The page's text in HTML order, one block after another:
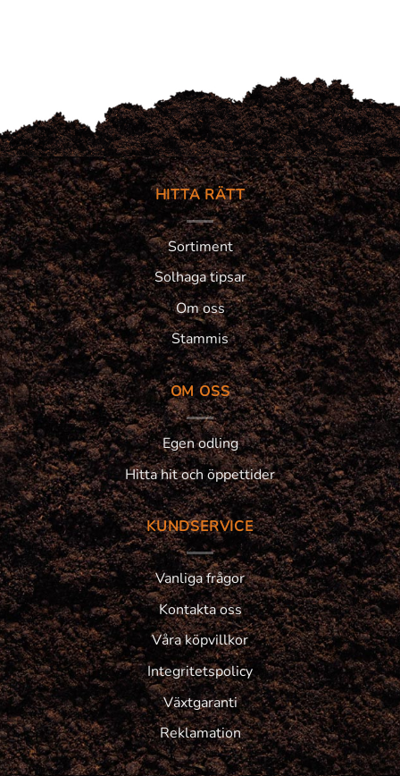
HITTA RÄTT
Sortiment
Solhaga tipsar
Om oss
Stammis
OM OSS
Egen odling
Hitta hit och öppettider
KUNDSERVICE
Vanliga frågor
Kontakta oss
Våra köpvillkor
Integritetspolicy
Växtgaranti
Reklamation